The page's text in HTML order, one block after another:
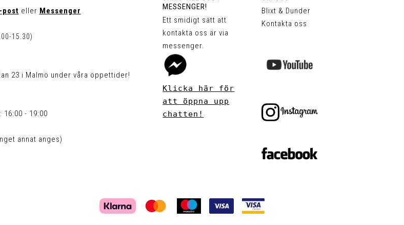
post eller Messenger
15.30)
23 i Malmö under våra öppettider!
- 19:00
annat anges)
MESSENGER!
Ett smidigt sätt att
kontakta oss är via
messenger.
Klicka här för
att öppna upp
chatten!
Blixt & Dunder
Kontakta oss